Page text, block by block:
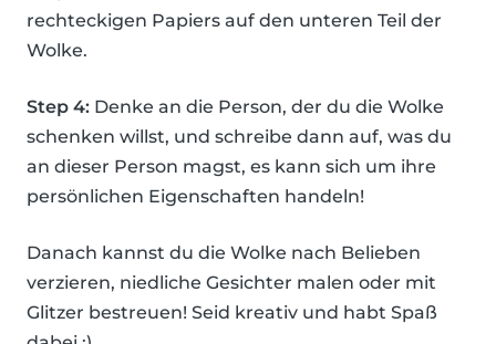
rechteckigen Papiers auf den unteren Teil der
Wolke.
Step 4: Denke an die Person, der du die Wolke
schenken willst, und schreibe dann auf, was du
an dieser Person magst, es kann sich um ihre
persönlichen Eigenschaften handeln!
Danach kannst du die Wolke nach Belieben
verzieren, niedliche Gesichter malen oder mit
Glitzer bestreuen! Seid kreativ und habt Spaß